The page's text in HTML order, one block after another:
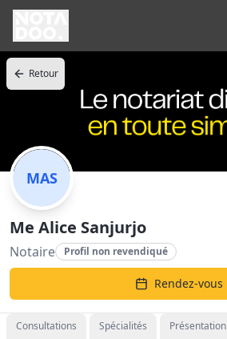
Retour
MAS
Me Alice Sanjurjo
Notaire Profil non revendiqué
Rendez-vous
Consultations Spécialités Présentation